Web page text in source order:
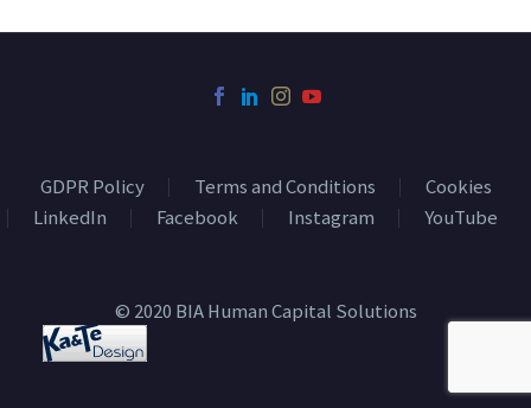
GDPR Policy Terms and Conditions
Cookies
LinkedIn
Facebook Instagram YouTube
© 2020 BIA Human Capital Solutions